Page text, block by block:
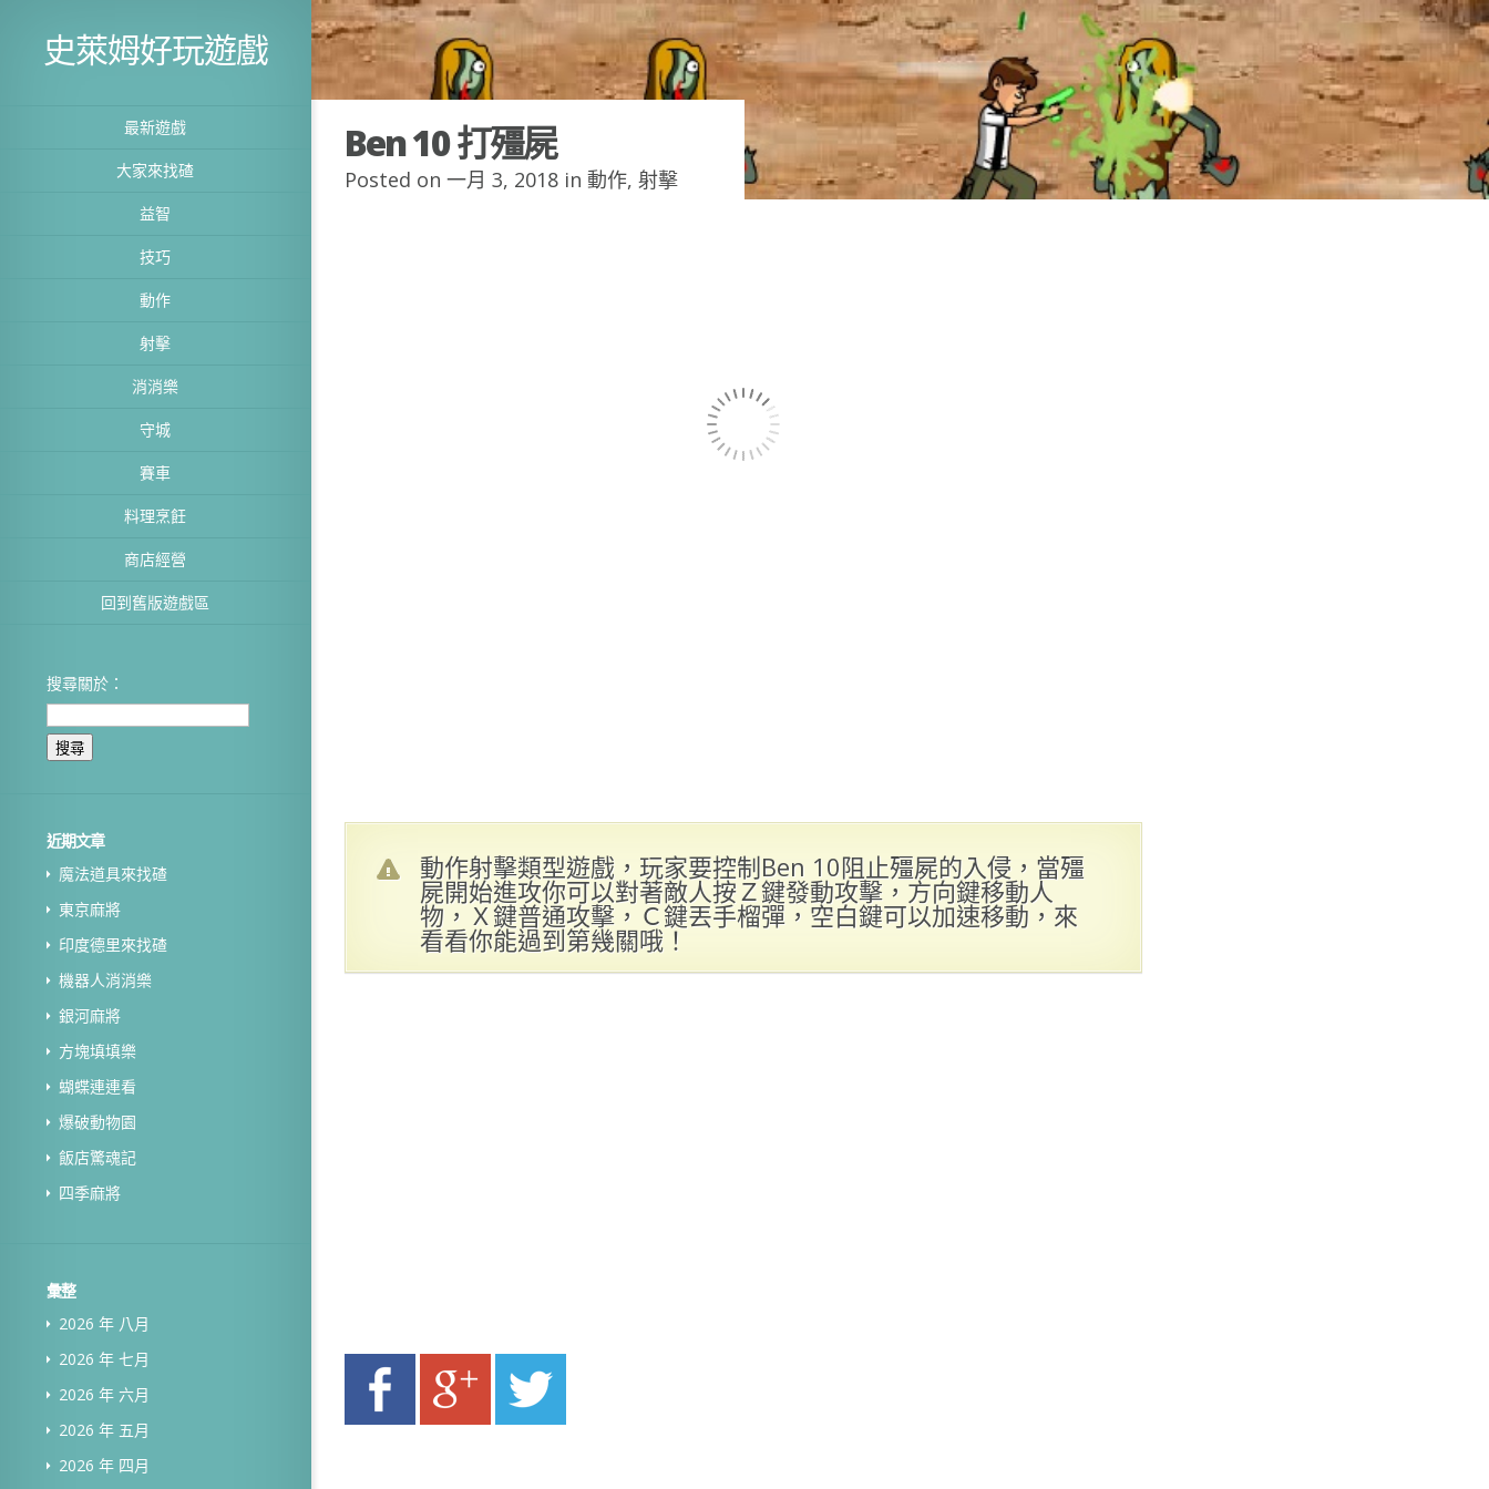
史萊姆好玩遊戲
最新遊戲
大家來找碴
益智
技巧
動作
射擊
消消樂
守城
賽車
料理烹飪
商店經營
回到舊版遊戲區
搜尋關於：
近期文章
魔法道具來找碴
東京麻將
印度德里來找碴
機器人消消樂
銀河麻將
方塊填填樂
蝴蝶連連看
爆破動物園
飯店驚魂記
四季麻將
彙整
2026 年 八月
2026 年 七月
2026 年 六月
2026 年 五月
2026 年 四月
Ben 10 打殭屍
Posted on 一月 3, 2018 in 動作, 射擊
動作射擊類型遊戲，玩家要控制Ben 10阻止殭屍的入侵，當殭
屍開始進攻你可以對著敵人按Ｚ鍵發動攻擊，方向鍵移動人
物，Ｘ鍵普通攻擊，Ｃ鍵丟手榴彈，空白鍵可以加速移動，來
看看你能過到第幾關哦！